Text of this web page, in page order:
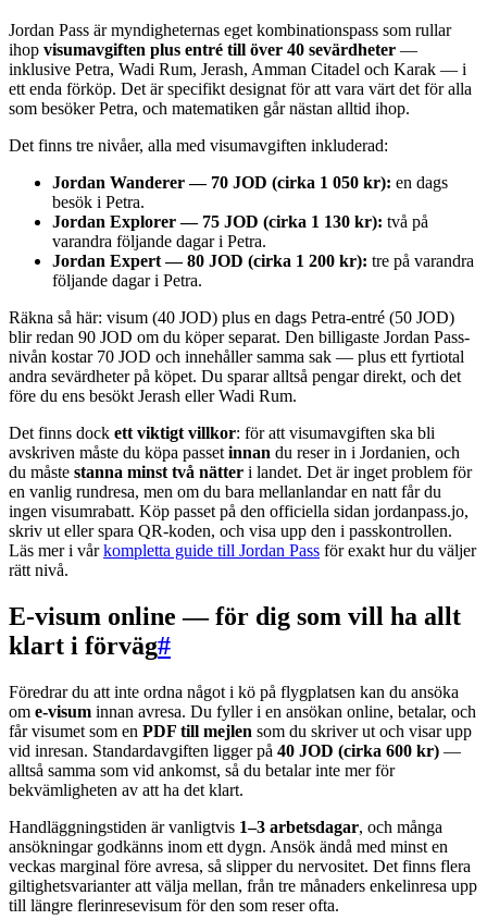
Jordan Pass är myndigheternas eget kombinationspass som rullar
ihop visumavgiften plus entré till över 40 sevärdheter —
inklusive Petra, Wadi Rum, Jerash, Amman Citadel och Karak — i
ett enda förköp. Det är specifikt designat för att vara värt det för alla
som besöker Petra, och matematiken går nästan alltid ihop.
Det finns tre nivåer, alla med visumavgiften inkluderad:
Jordan Wanderer — 70 JOD (cirka 1 050 kr): en dags
besök i Petra.
Jordan Explorer — 75 JOD (cirka 1 130 kr): två på
varandra följande dagar i Petra.
Jordan Expert — 80 JOD (cirka 1 200 kr): tre på varandra
följande dagar i Petra.
Räkna så här: visum (40 JOD) plus en dags Petra-entré (50 JOD)
blir redan 90 JOD om du köper separat. Den billigaste Jordan Pass-
nivån kostar 70 JOD och innehåller samma sak — plus ett fyrtiotal
andra sevärdheter på köpet. Du sparar alltså pengar direkt, och det
före du ens besökt Jerash eller Wadi Rum.
Det finns dock ett viktigt villkor: för att visumavgiften ska bli
avskriven måste du köpa passet innan du reser in i Jordanien, och
du måste stanna minst två nätter i landet. Det är inget problem för
en vanlig rundresa, men om du bara mellanlandar en natt får du
ingen visumrabatt. Köp passet på den officiella sidan jordanpass.jo,
skriv ut eller spara QR-koden, och visa upp den i passkontrollen.
Läs mer i vårkompletta guide till Jordan Pass för exakt hur du väljer
rätt nivå.
E-visum online — för dig som vill ha allt
klart i förväg#
Föredrar du att inte ordna något i kö på flygplatsen kan du ansöka
om e-visum innan avresa. Du fyller i en ansökan online, betalar, och
får visumet som en PDF till mejlen som du skriver ut och visar upp
vid inresan. Standardavgiften ligger på 40 JOD (cirka 600 kr) —
alltså samma som vid ankomst, så du betalar inte mer för
bekvämligheten av att ha det klart.
Handläggningstiden är vanligtvis 1–3 arbetsdagar, och många
ansökningar godkänns inom ett dygn. Ansök ändå med minst en
veckas marginal före avresa, så slipper du nervositet. Det finns flera
giltighetsvarianter att välja mellan, från tre månaders enkelinresa upp
till längre flerinresevisum för den som reser ofta.